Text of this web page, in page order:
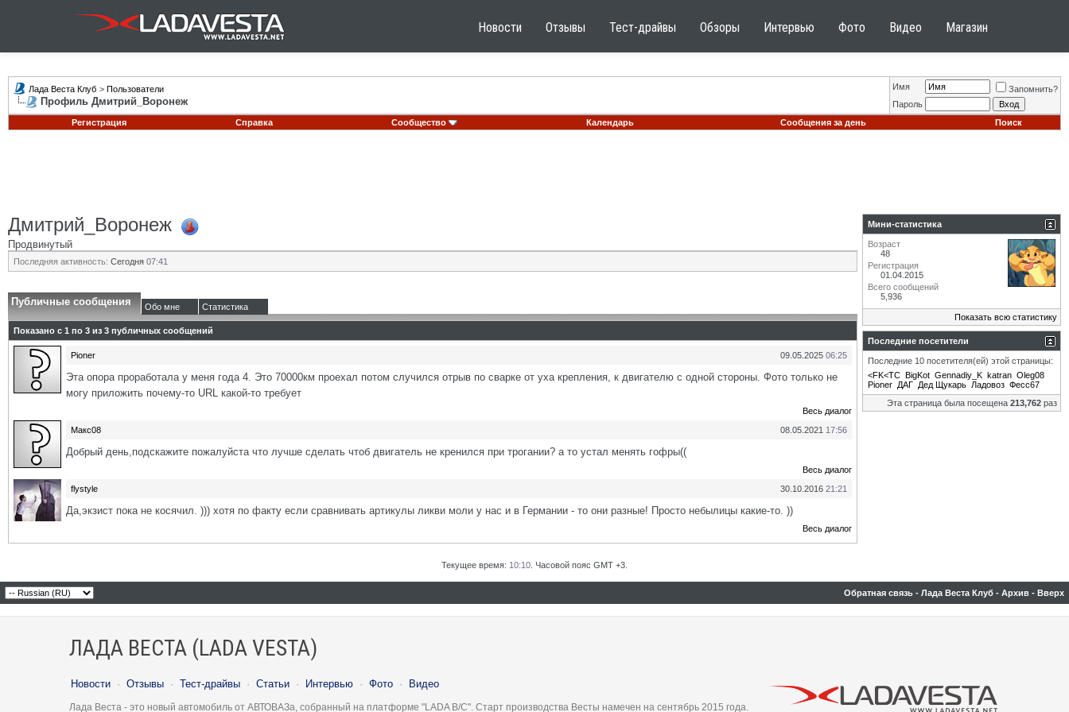
Новости Отзывы Тест-драйвы Обзоры Интервью Фото Видео Магазин
Лада Веста Клуб > Пользователи
Профиль Дмитрий_Воронеж
Имя
Запомнить?
Пароль
Регистрация
Справка Сообщество Календарь Сообщения за день Поиск
Дмитрий_Воронеж
Продвинутый
Последняя активность: Сегодня 07:41
Публичные сообщения Обо мне Статистика
Показано с 1 по 3 из 3 публичных сообщений
09.05.2025 06:25
Pioner
Эта опора проработала у меня года 4. Это 70000км проехал потом случился отрыв по сварке от уха крепления, к двигателю с одной стороны. Фото только не
могу приложить почему-то URL какой-то требует
Весь диалог
08.05.2021 17:56
Макс08
Добрый день,подскажите пожалуйста что лучше сделать чтоб двигатель не кренился при трогании? а то устал менять гофры((
Весь диалог
30.10.2016 21:21
flystyle
Да,экзист пока не косячил. ))) хотя по факту если сравнивать артикулы ликви моли у нас и в Германии - то они разные! Просто небылицы какие-то. ))
Весь диалог
Мини-статистика
Возраст
48
Регистрация
01.04.2015
Всего сообщений
5,936
Показать всю статистику
Последние посетители
Последние 10 посетителя(ей) этой страницы:
<FK<TC BigKot Gennadiy_K katran Oleg08
Pioner ДАГ Дед Щукарь Ладовоз Фесс67
Эта страница была посещена 213,762 раз
Текущее время: 10:10 . Часовой пояс GMT +3.
Обратная связь - Лада Веста Клуб - Архив - Вверх
ЛАДА ВЕСТА (LADA VESTA)
Новости · Отзывы · Тест-драйвы · Статьи · Интервью · Фото · Видео
Лада Веста - это новый автомобиль от АВТОВАЗа, собранный на платформе "LADA B/C". Старт производства Весты намечен на сентябрь 2015 года.